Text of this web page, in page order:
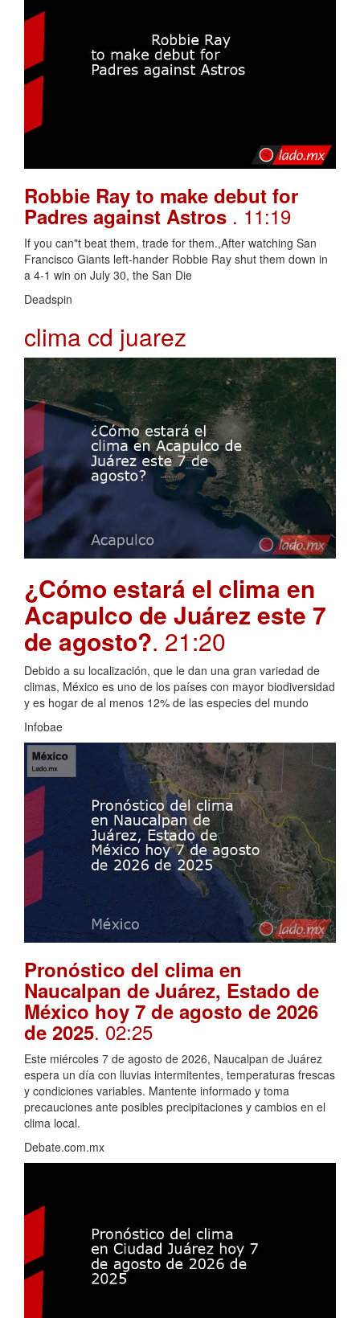
Robbie Ray to make debut for
Padres against Astros . 11:19
If you can"t beat them, trade for them.,After watching San
Francisco Giants left-hander Robbie Ray shut them down in
a 4-1 win on July 30, the San Die
Deadspin
clima cd juarez
¿Cómo estará el clima en
Acapulco de Juárez este 7
de agosto?. 21:20
Debido a su localización, que le dan una gran variedad de
climas, México es uno de los países con mayor biodiversidad
y es hogar de al menos 12% de las especies del mundo
Infobae
Pronóstico del clima en
Naucalpan de Juárez, Estado de
México hoy 7 de agosto de 2026
de 2025. 02:25
Este miércoles 7 de agosto de 2026, Naucalpan de Juárez
espera un día con lluvias intermitentes, temperaturas frescas
y condiciones variables. Mantente informado y toma
precauciones ante posibles precipitaciones y cambios en el
clima local.
Debate.com.mx